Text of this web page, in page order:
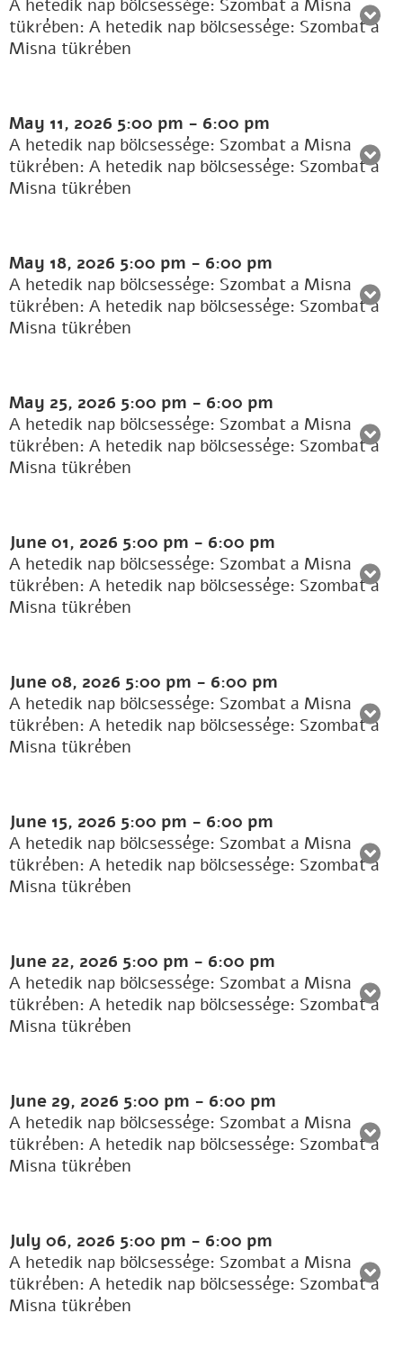
A hetedik nap bölcsessége: Szombat a Misna
tükrében: A hetedik nap bölcsessége: Szombat a
Misna tükrében
May 11, 2026 5:00 pm - 6:00 pm
A hetedik nap bölcsessége: Szombat a Misna
tükrében: A hetedik nap bölcsessége: Szombat a
Misna tükrében
May 18, 2026 5:00 pm - 6:00 pm
A hetedik nap bölcsessége: Szombat a Misna
tükrében: A hetedik nap bölcsessége: Szombat a
Misna tükrében
May 25, 2026 5:00 pm - 6:00 pm
A hetedik nap bölcsessége: Szombat a Misna
tükrében: A hetedik nap bölcsessége: Szombat a
Misna tükrében
June 01, 2026 5:00 pm - 6:00 pm
A hetedik nap bölcsessége: Szombat a Misna
tükrében: A hetedik nap bölcsessége: Szombat a
Misna tükrében
June 08, 2026 5:00 pm - 6:00 pm
A hetedik nap bölcsessége: Szombat a Misna
tükrében: A hetedik nap bölcsessége: Szombat a
Misna tükrében
June 15, 2026 5:00 pm - 6:00 pm
A hetedik nap bölcsessége: Szombat a Misna
tükrében: A hetedik nap bölcsessége: Szombat a
Misna tükrében
June 22, 2026 5:00 pm - 6:00 pm
A hetedik nap bölcsessége: Szombat a Misna
tükrében: A hetedik nap bölcsessége: Szombat a
Misna tükrében
June 29, 2026 5:00 pm - 6:00 pm
A hetedik nap bölcsessége: Szombat a Misna
tükrében: A hetedik nap bölcsessége: Szombat a
Misna tükrében
July 06, 2026 5:00 pm - 6:00 pm
A hetedik nap bölcsessége: Szombat a Misna
tükrében: A hetedik nap bölcsessége: Szombat a
Misna tükrében